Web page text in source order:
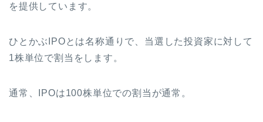
を提供しています。
ひとかぶIPOとは名称通りで、当選した投資家に対して
1株単位で割当をします。
通常、IPOは100株単位での割当が通常。